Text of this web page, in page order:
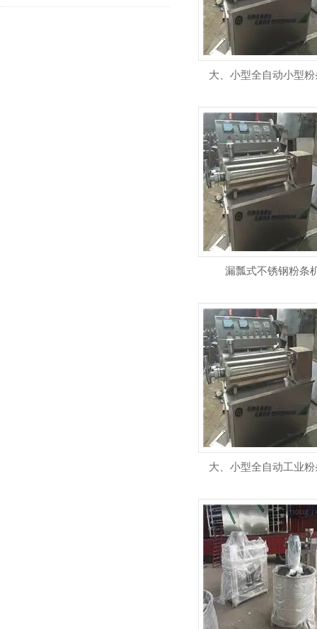
大、小型全自动小型
漏瓢式不锈钢粉条
大、小型全自动工业